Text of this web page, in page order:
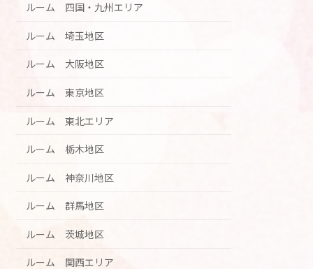
ルーム 四国・九州エリア
ルーム 埼玉地区
ルーム 大阪地区
ルーム 東京地区
ルーム 東北エリア
ルーム 栃木地区
ルーム 神奈川地区
ルーム 群馬地区
ルーム 茨城地区
ルーム 関西エリア